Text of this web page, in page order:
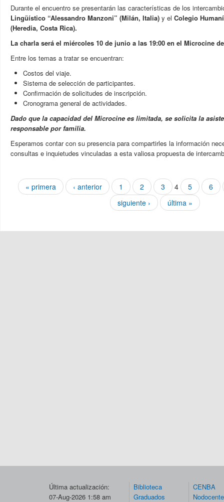
Durante el encuentro se presentarán las características de los
Lingüístico “Alessandro Manzoni” (Milán, Italia) y el Colegio
(Heredia, Costa Rica).
La charla será el miércoles 10 de junio a las 19:00 en el Microcine
Entre los temas a tratar se encuentran:
Costos del viaje.
Sistema de selección de participantes.
Confirmación de solicitudes de inscripción.
Cronograma general de actividades.
Dado que la capacidad del Microcine es limitada, se solicita la
responsable por familia.
Esperamos contar con su presencia para compartirles la información
consultas e inquietudes vinculadas a esta valiosa propuesta de
Páginas
« primera ‹ anterior 1 2 3 4 5
6
siguiente ›
última »
Última actualización:
07-Aug-2026 1:58 am
Biblioteca
Graduados
CENBA